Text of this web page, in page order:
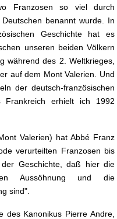
Franzosen so viel durch
benannt wurde. In
Geschichte hat es
unseren beiden Völkern
während des 2. Weltkrieges,
auf dem Mont Valerien. Und
der deutsch-französischen
Frankreich erhielt ich 1992
Valerien) hat Abbé Franz
verurteilten Franzosen bis
Geschichte, daß hier die
Aussöhnung und die
sind".
des Kanonikus Pierre Andre,